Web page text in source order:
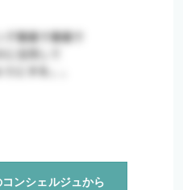
ンシェルジュから